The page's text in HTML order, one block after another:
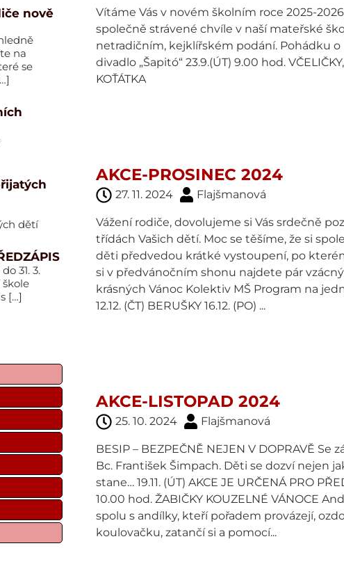
nově
na
se
dětí
31. 3.
[…]
Vítáme Vás v novém školním roce 2025-
společně strávené chvíle v naší mateřské
netradičním, kejklířském podání. Pohádku
divadlo „Šapitó“ 23.9.(ÚT) 9.00 hod.
KOŤÁTKA
AKCE-PROSINEC 2024
27. 11. 2024 Flajšmanová
Vážení rodiče, dovolujeme si Vás srdečně
třídách Vašich dětí. Moc se těšíme, že si
děti předvedou krátké vystoupení, po
si v předvánočním shonu najdete pár
krásných Vánoc Kolektiv MŠ Program na
12.12. (ČT) BERUŠKY 16.12. (PO) ...
AKCE-LISTOPAD 2024
25. 10. 2024 Flajšmanová
BESIP – BEZPEČNĚ NEJEN V DOPRAVĚ
Bc. František Šimpach. Děti se dozví nejen
stane… 19.11. (ÚT) AKCE JE URČENÁ PRO
10.00 hod. ŽABIČKY KOUZELNÉ VÁNOCE
spolu s andílky, kteří pořadem provázejí,
koulovačku, zatančí si a pomocí...